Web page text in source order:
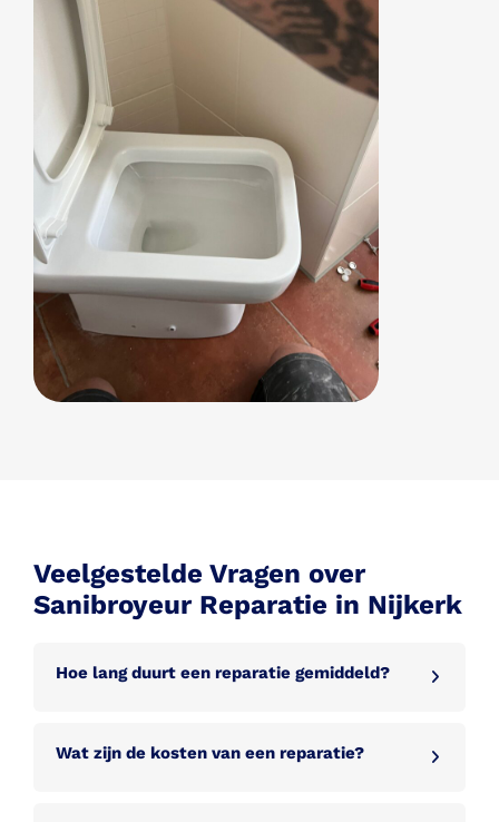
Veelgestelde Vragen over
Sanibroyeur Reparatie in Nijkerk
Hoe lang duurt een reparatie gemiddeld?
Wat zijn de kosten van een reparatie?